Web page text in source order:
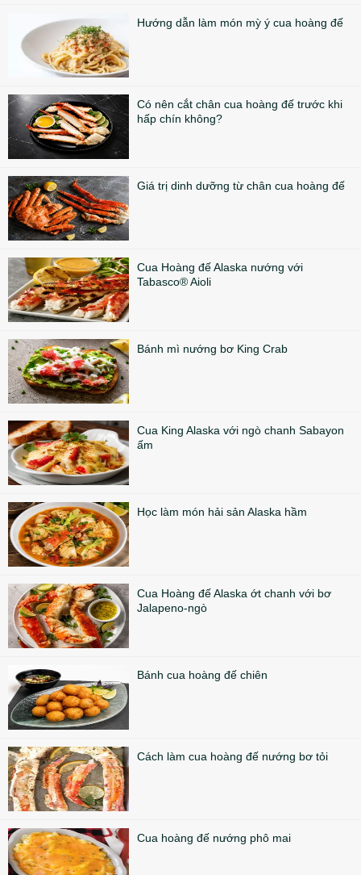
Hướng dẫn làm món mỳ ý cua hoàng đế
Có nên cắt chân cua hoàng đế trước khi
hấp chín không?
Giá trị dinh dưỡng từ chân cua hoàng đế
Cua Hoàng đế Alaska nướng với
Tabasco® Aioli
Bánh mì nướng bơ King Crab
Cua King Alaska với ngò chanh Sabayon
ấm
Học làm món hải sản Alaska hầm
Cua Hoàng đế Alaska ớt chanh với bơ
Jalapeno-ngò
Bánh cua hoàng đế chiên
Cách làm cua hoàng đế nướng bơ tỏi
Cua hoàng đế nướng phô mai